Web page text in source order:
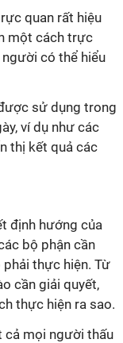
quan rất hiệu
một cách trực
có thể hiểu
sử dụng trong
ví dụ như các
thị kết quả các
định hướng của
bộ phận cần
thực hiện. Từ
cần giải quyết,
thực hiện ra sao.
cả mọi người thấu